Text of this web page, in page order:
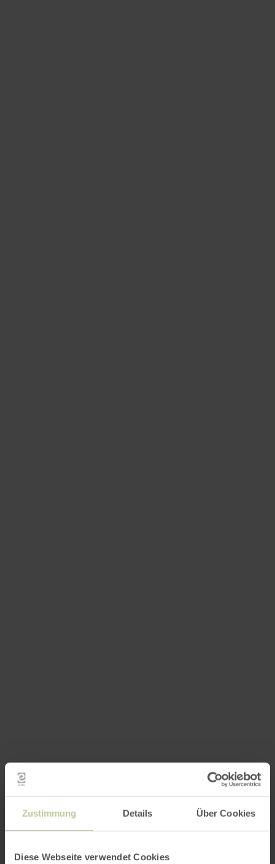
Zustimmung Details Über Cookies
Diese Webseite verwendet Cookies